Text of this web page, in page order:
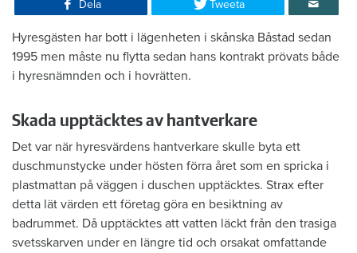
Dela Tweeta
Hyresgästen har bott i lägenheten i skånska Båstad sedan
1995 men måste nu flytta sedan hans kontrakt prövats både
i hyresnämnden och i hovrätten.
Skada upptäcktes av hantverkare
Det var när hyresvärdens hantverkare skulle byta ett
duschmunstycke under hösten förra året som en spricka i
plastmattan på väggen i duschen upptäcktes. Strax efter
detta lät värden ett företag göra en besiktning av
badrummet. Då upptäcktes att vatten läckt från den trasiga
svetsskarven under en längre tid och orsakat omfattande